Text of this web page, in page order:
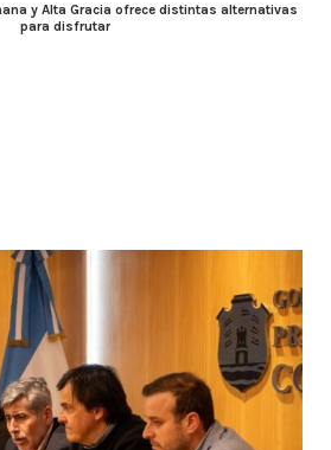
y Alta Gracia ofrece distintas alternativas
para disfrutar